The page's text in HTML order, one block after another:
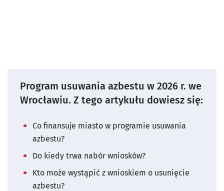
Program usuwania azbestu w 2026 r. we
Wrocławiu. Z tego artykułu dowiesz się:
Co finansuje miasto w programie usuwania
azbestu?
Do kiedy trwa nabór wniosków?
Kto może wystąpić z wnioskiem o usunięcie
azbestu?